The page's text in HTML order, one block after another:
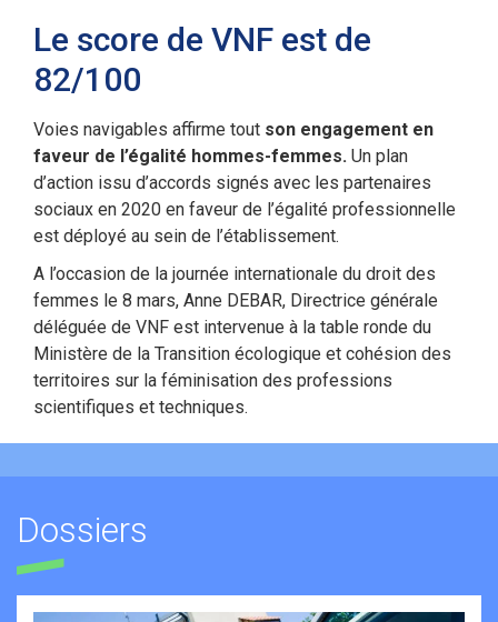
Le score de VNF est de
82/100
Voies navigables affirme tout son engagement en
faveur de l’égalité hommes-femmes. Un plan
d’action issu d’accords signés avec les partenaires
sociaux en 2020 en faveur de l’égalité professionnelle
est déployé au sein de l’établissement.
A l’occasion de la journée internationale du droit des
femmes le 8 mars, Anne DEBAR, Directrice générale
déléguée de VNF est intervenue à la table ronde du
Ministère de la Transition écologique et cohésion des
territoires sur la féminisation des professions
scientifiques et techniques.
Dossiers